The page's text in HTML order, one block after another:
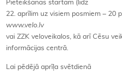
Pieteikšanās startam (līdz
22. aprīlim uz visiem posmiem – 20
www.velo.lv
vai ZZK veloveikalos, kā arī Cēsu
informācijas centrā.
Lai pēdējā aprīļa svētdienā